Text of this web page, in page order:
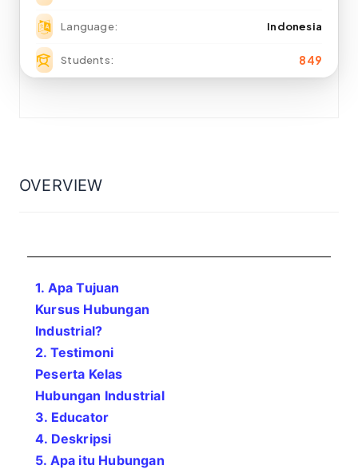
OVERVIEW
1. Apa Tujuan
Kursus Hubungan
Industrial?
2. Testimoni
Peserta Kelas
Hubungan Industrial
3. Educator
4. Deskripsi
5. Apa itu Hubungan
Language Indonesia
Students 849